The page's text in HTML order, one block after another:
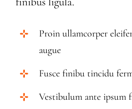
Proin ullamcorper
augue
Fusce finibu tincidu
Vestibulum ante ipsum